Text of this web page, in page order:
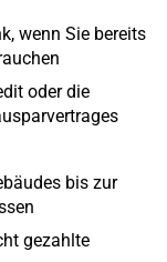
wenn Sie bereits
oder die
bis zur
gezahlte